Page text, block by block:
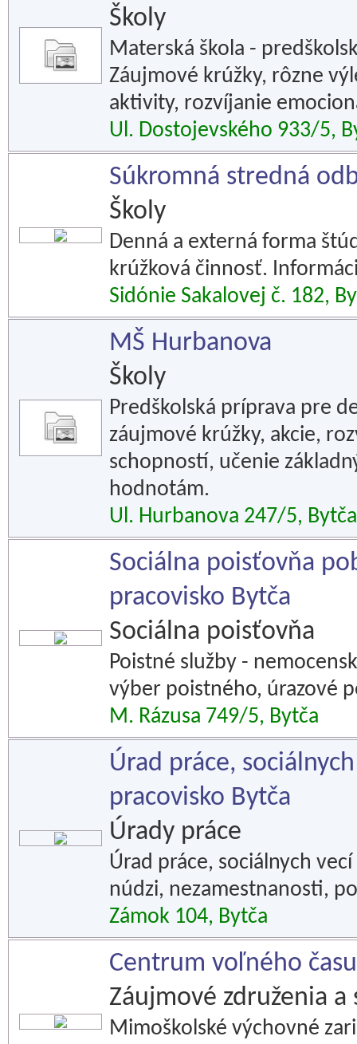
Školy
Materská škola -
Záujmové krúžky, rôzne
aktivity, rozvíjanie
Ul. Dostojevského 933/5,
Súkromná stredná
Školy
Denná a externá forma
krúžková činnosť.
Sidónie Sakalovej č. 182,
MŠ Hurbanova
Školy
Predškolská príprava pre
záujmové krúžky, akcie,
schopností, učenie
hodnotám.
Ul. Hurbanova 247/5, Bytča
Sociálna poisťovňa
pracovisko Bytča
Sociálna poisťovňa
Poistné služby -
výber poistného, úrazové
M. Rázusa 749/5, Bytča
Úrad práce,
pracovisko Bytča
Úrady práce
Úrad práce, sociálnych
núdzi, nezamestnanosti,
Zámok 104, Bytča
Centrum voľného
Záujmové združenia a
Mimoškolské výchovné